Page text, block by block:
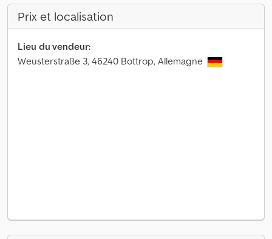
Prix et localisation
Lieu du vendeur:
Weusterstraße 3, 46240 Bottrop, Allemagne